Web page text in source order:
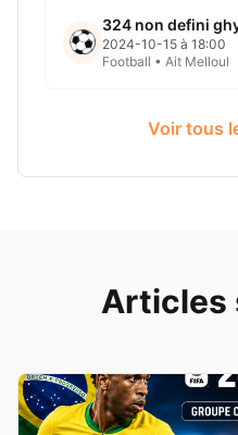
2024-10-15 à 18:00
Football • Ait Melloul
Voir tous
Articles